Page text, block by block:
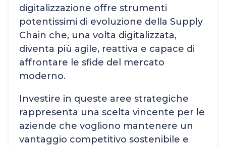
digitalizzazione offre strumenti
potentissimi di evoluzione della Supply
Chain che, una volta digitalizzata,
diventa più agile, reattiva e capace di
affrontare le sfide del mercato
moderno.
Investire in queste aree strategiche
rappresenta una scelta vincente per le
aziende che vogliono mantenere un
vantaggio competitivo sostenibile e